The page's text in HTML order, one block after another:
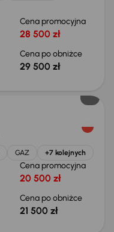
Cena promocyjna
28 500 zł
Cena po obniżce
29 500 zł
GAZ +7 kolejnych
Cena promocyjna
20 500 zł
Cena po obniżce
21 500 zł